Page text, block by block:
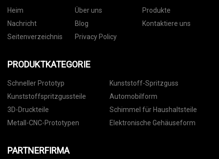
Heim Über uns
Produkte
Nachricht
Blog
Kontaktiere uns
Seitenverzeichnis
Privacy Policy
PRODUKTKATEGORIE
Schneller Prototyp
Kunststoff-Spritzguss
Kunststoffspritzgussteile
Automobilform
3D-Druckteile
Schimmel für Haushaltsteile
Metall-CNC-Prototypen
Elektronische Gehäuseform
PARTNERFIRMA